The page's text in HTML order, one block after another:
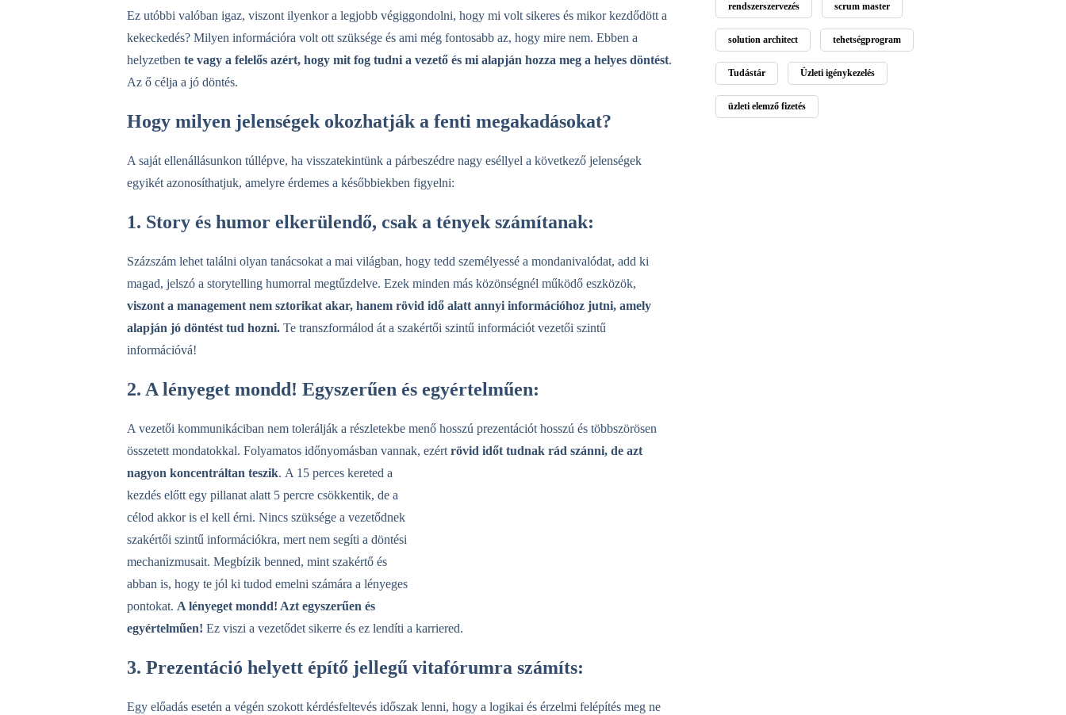
Ez utóbbi valóban igaz, viszont ilyenkor a legjobb végiggondolni, hogy mi volt sikeres és mikor kezdődött a
kekeckedés? Milyen információra volt ott szüksége és ami még fontosabb az, hogy mire nem. Ebben a
helyzetben te vagy a felelős azért, hogy mit fog tudni a vezető és mi alapján hozza meg a helyes döntést.
Az ő célja a jó döntés.
Hogy milyen jelenségek okozhatják a fenti megakadásokat?
A saját ellenállásunkon túllépve, ha visszatekintünk a párbeszédre nagy eséllyel a következő jelenségek
egyikét azonosíthatjuk, amelyre érdemes a későbbiekben figyelni:
1. Story és humor elkerülendő, csak a tények számítanak:
Százszám lehet találni olyan tanácsokat a mai világban, hogy tedd személyessé a mondanivalódat, add ki
magad, jelszó a storytelling humorral megtűzdelve. Ezek minden más közönségnél működő eszközök,
viszont a management nem sztorikat akar, hanem rövid idő alatt annyi információhoz jutni, amely
alapján jó döntést tud hozni. Te transzformálod át a szakértői szintű információt vezetői szintű
információvá!
2. A lényeget mondd! Egyszerűen és egyértelműen:
A vezetői kommunikáciban nem tolerálják a részletekbe menő hosszú prezentációt hosszú és többszörösen
összetett mondatokkal. Folyamatos időnyomásban vannak, ezért rövid időt tudnak rád szánni, de azt
nagyon koncentráltan teszik. A 15 perces kereted a
kezdés előtt egy pillanat alatt 5 percre csökkentik, de a
célod akkor is el kell érni. Nincs szüksége a vezetődnek
szakértői szintű információkra, mert nem segíti a döntési
mechanizmusait. Megbízik benned, mint szakértő és
abban is, hogy te jól ki tudod emelni számára a lényeges
pontokat. A lényeget mondd! Azt egyszerűen és
egyértelműen! Ez viszi a vezetődet sikerre és ez lendíti a karriered.
3. Prezentáció helyett építő jellegű vitafórumra számíts:
Egy előadás esetén a végén szokott kérdésfeltevés időszak lenni, hogy a logikai és érzelmi felépítés meg ne
rendszerszervezés scrum master
solution architect tehetségprogram
Tudástár Üzleti igénykezelés
üzleti elemző fizetés